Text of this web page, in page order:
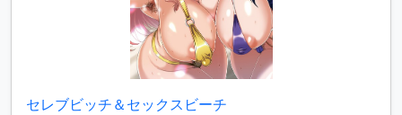
セレブビッチ＆セックスビーチ